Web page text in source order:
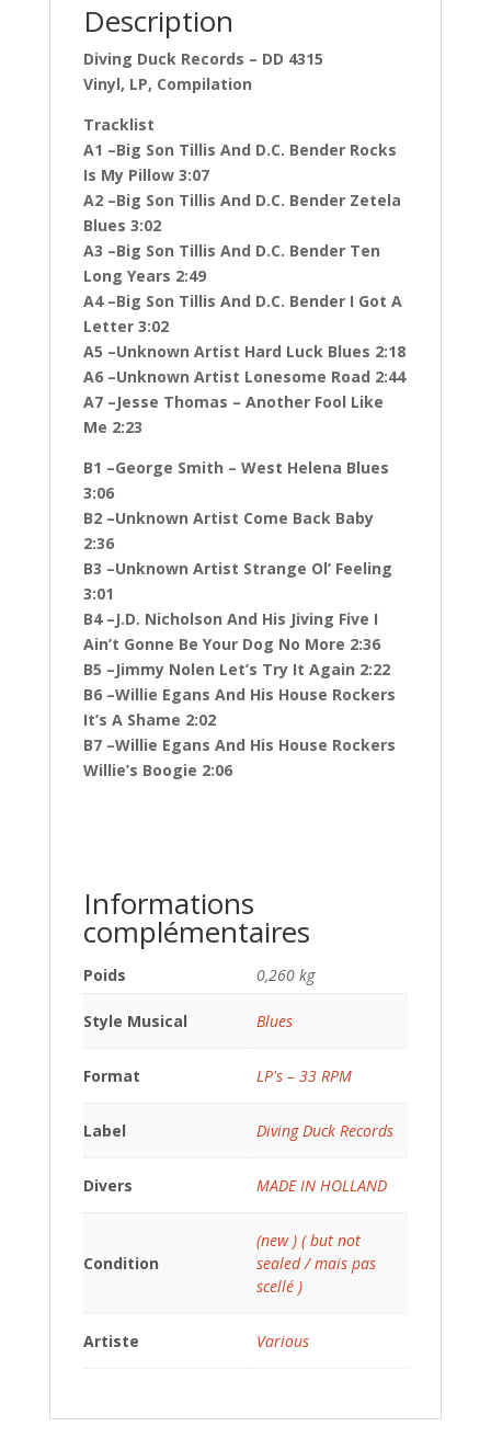
Description
Diving Duck Records ‎– DD 4315
Vinyl, LP, Compilation
Tracklist
A1 –Big Son Tillis And D.C. Bender Rocks
Is My Pillow 3:07
A2 –Big Son Tillis And D.C. Bender Zetela
Blues 3:02
A3 –Big Son Tillis And D.C. Bender Ten
Long Years 2:49
A4 –Big Son Tillis And D.C. Bender I Got A
Letter 3:02
A5 –Unknown Artist Hard Luck Blues 2:18
A6 –Unknown Artist Lonesome Road 2:44
A7 –Jesse Thomas – Another Fool Like
Me 2:23
B1 –George Smith – West Helena Blues
3:06
B2 –Unknown Artist Come Back Baby
2:36
B3 –Unknown Artist Strange Ol’ Feeling
3:01
B4 –J.D. Nicholson And His Jiving Five I
Ain’t Gonne Be Your Dog No More 2:36
B5 –Jimmy Nolen Let’s Try It Again 2:22
B6 –Willie Egans And His House Rockers
It’s A Shame 2:02
B7 –Willie Egans And His House Rockers
Willie’s Boogie 2:06
Informations
complémentaires
Poids 0,260 kg
Style Musical Blues
Format LP's – 33 RPM
Label Diving Duck Records
Divers MADE IN HOLLAND
Condition
(new ) ( but not
sealed / mais pas
scellé )
Artiste Various